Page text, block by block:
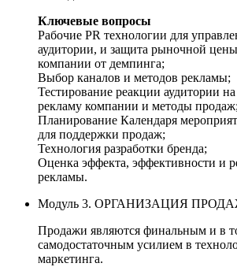
Ключевые вопросы
Рабочие PR технологии для
аудитории, и защита рыночной
компании от демпинга;
Выбор каналов и методов рекламы;
Тестирование реакции аудитории
рекламу компании и методы
Планирование Календаря
для поддержки продаж;
Технология разработки бренда;
Оценка эффекта, эффективности и
рекламы.
Модуль 3. ОРГАНИЗАЦИЯ
Продажи являются финальным и в
самодостаточным усилием в
маркетинга.